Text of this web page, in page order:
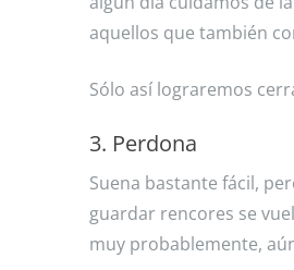
aquellos que también
Sólo así lograremos
3. Perdona
Suena bastante fácil,
guardar rencores se
muy probablemente,